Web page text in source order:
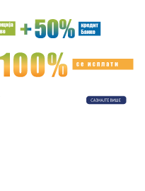
podignut autobus u
POSLE POTOPA U HUMSKOJ:
čega da se plašimo u